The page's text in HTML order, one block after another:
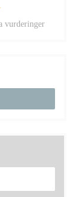
vurderinger